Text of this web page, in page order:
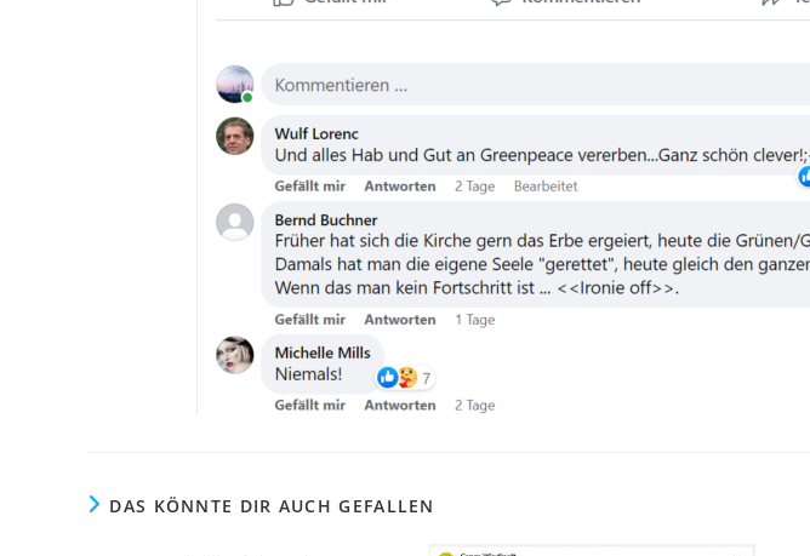
DAS KÖNNTE DIR AUCH GEFALLEN